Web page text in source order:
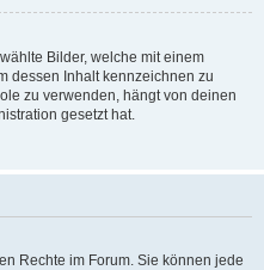
Bilder, welche mit einem
dessen Inhalt kennzeichnen zu
zu verwenden, hängt von deinen
gesetzt hat.
Rechte im Forum. Sie können jede